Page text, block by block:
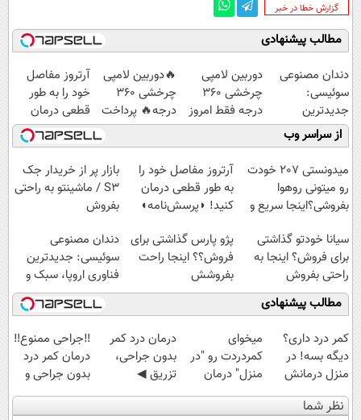
‌گزارش خطا در خبر
مطالب پیشنهادی
دندان مصنوعی
سوئیسی:
جدیدترین
فناوری اروپا،
سبک و مقاوم |
پرداخت قسطی
دوربین لامپی
چرخشی 360
درجه فقط امروز
حراج شد🔥
پرداخت درب
منزل
🔥دوربین لامپی
چرخشی 360
درجه🔥 پرداخت
درب منزل +
گارانتی تعویض
آرتروز مفاصل
خود را به طور
قطعی درمان
کنید!
◗پرسش‌نامه◖
از سراسر وب
میدونستی 207 خودت
رو میتونی روهوا
بفروشی؟اینجا سریع و
آرتروز مفاصل خود را
به طور قطعی درمان
کنید! ◗پرسش‌نامه◖
بازار پر از خریدار جک
S3 / ماشینتو به راحتی
بفروش
سیانا خودتو گذاشتی
برای فروش؟ اینجا به
راحتی بفروش
پژو پارس گذاشتی برای
فروش؟؟ اینجا راحت
بفروشش
دندان مصنوعی
سوئیسی: جدیدترین
فناوری اروپا، سبک و
مقاوم | پرداخت
قسطی
مطالب پیشنهادی
کمر درد داری؟
دیگه بسه! در
منزل درمانش
کن
(◀پرسش‌نامه)
میخوای
کمردردت رو "در
منزل" درمان
کنی؟ (◂فیلم +
◂پرسش‌نامه)
درمان درد کمر
بدون جراحی،
تزریق ◀
پرسش‌نامه رو پر
کن ▶
‼️جراحی ممنوع‼️
درمان کمر درد
بدون جراحی و
دوره نقاهت
نظر شما